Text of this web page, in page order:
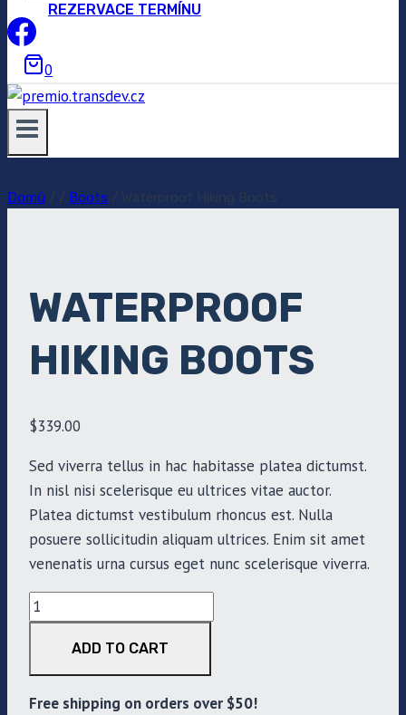
REZERVACE TERMÍNU
0
Domů Boots
WATERPROOF
HIKING BOOTS
$339.00
Sed viverra tellus in hac habitasse platea dictumst.
In nisl nisi scelerisque eu ultrices vitae auctor.
Platea dictumst vestibulum rhoncus est. Nulla
posuere sollicitudin aliquam ultrices. Enim sit amet
venenatis urna cursus eget nunc scelerisque viverra.
Waterproof
Hiking
quantity
ADD TO CART
Free shipping on orders over $50!